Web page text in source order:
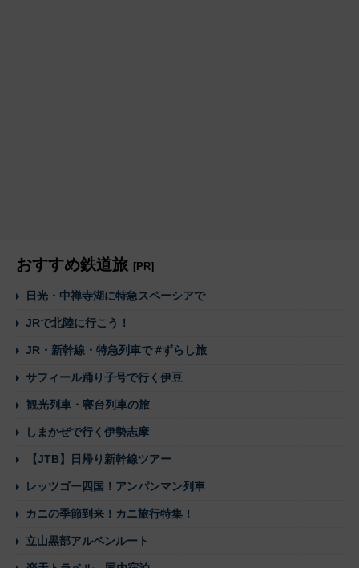
おすすめ鉄道旅 [PR]
日光・中禅寺湖に特急スペーシアで
JRで北陸に行こう！
JR・新幹線・特急列車で #ずらし旅
サフィール踊り子号で行く伊豆
観光列車・寝台列車の旅
しまかぜで行く伊勢志摩
【JTB】日帰り新幹線ツアー
レッツゴー四国！アンパンマン列車
カニの季節到来！カニ旅行特集！
立山黒部アルペンルート